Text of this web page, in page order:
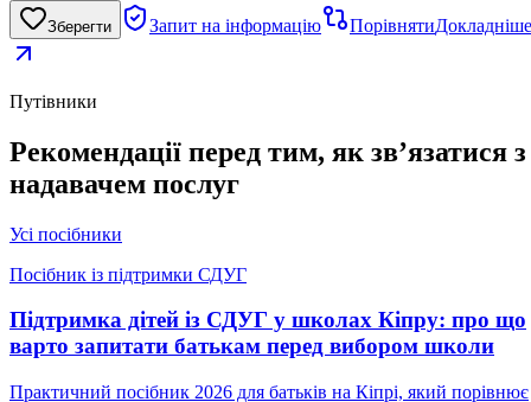
Зберегти Запит на інформацію ПорівнятиДокладніше
Путівники
Рекомендації перед тим, як зв’язатися з
надавачем послуг
Усі посібники
Посібник із підтримки СДУГ
Підтримка дітей із СДУГ у школах Кіпру: про що
варто запитати батькам перед вибором школи
Практичний посібник 2026 для батьків на Кіпрі, який порівнює